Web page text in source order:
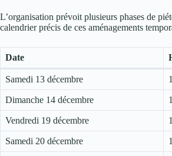
L’organisation prévoit plusieurs phases de
calendrier précis de ces aménagements
Date
Samedi 13 décembre
Dimanche 14 décembre
Vendredi 19 décembre
Samedi 20 décembre